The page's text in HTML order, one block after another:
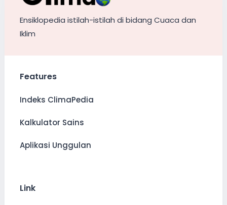
Ensiklopedia istilah-istilah di bidang Cuaca dan
Iklim
Features
Indeks ClimaPedia
Kalkulator Sains
Aplikasi Unggulan
Link